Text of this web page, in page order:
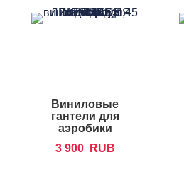
Виниловые
гантели для
аэробики
3 900 RUB